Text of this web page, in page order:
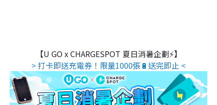
【U GO x CHARGESPOT 夏日消暑企劃⚡】
> 打卡即送充電券！限量1000張🔋送完即止 <